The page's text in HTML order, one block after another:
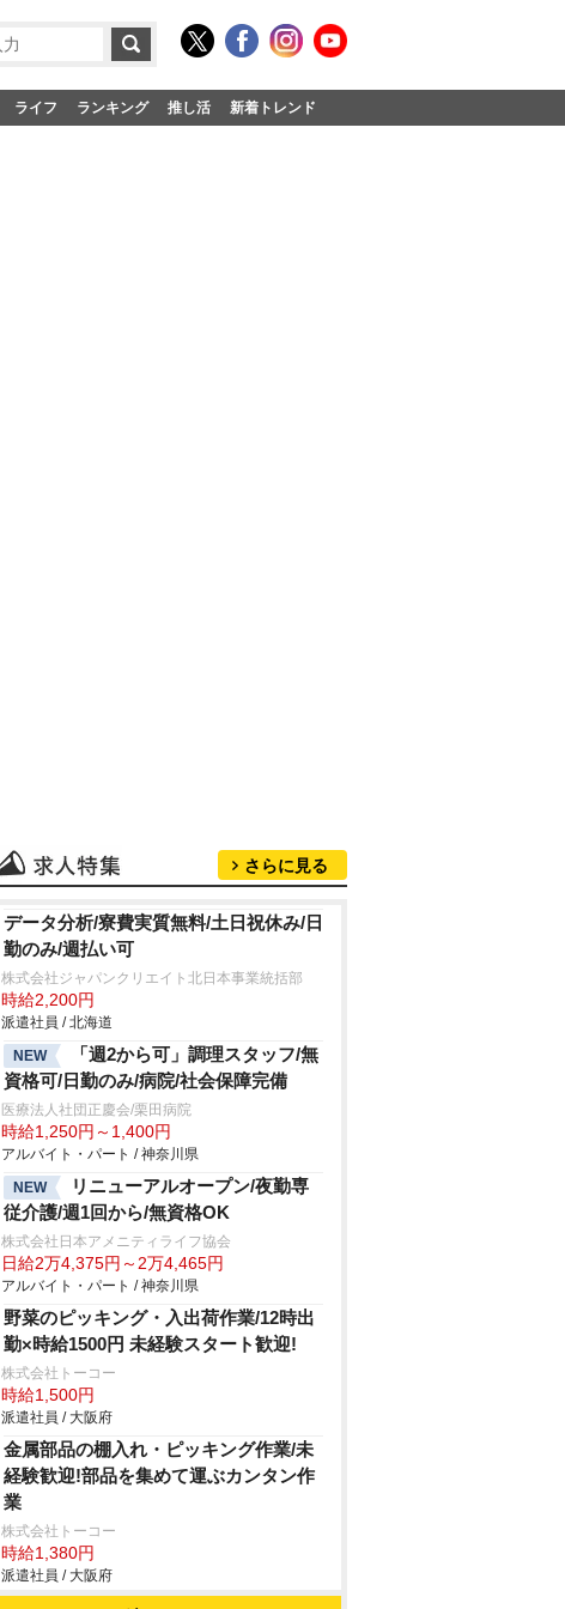
ライフ ランキング 推し活 新着トレンド
さらに見る
データ分析/寮費実質無料/土日祝休み/日
勤のみ/週払い可
株式会社ジャパンクリエイト北日本事業統括部
時給2,200円
派遣社員 / 北海道
NEW
「週2から可」調理スタッフ/無
資格可/日勤のみ/病院/社会保障完備
医療法人社団正慶会/栗田病院
時給1,250円～1,400円
アルバイト・パート / 神奈川県
NEW
リニューアルオープン/夜勤専
従介護/週1回から/無資格OK
株式会社日本アメニティライフ協会
日給2万4,375円～2万4,465円
アルバイト・パート / 神奈川県
野菜のピッキング・入出荷作業/12時出
勤×時給1500円 未経験スタート歓迎!
株式会社トーコー
時給1,500円
派遣社員 / 大阪府
金属部品の棚入れ・ピッキング作業/未
経験歓迎!部品を集めて運ぶカンタン作
業
株式会社トーコー
時給1,380円
派遣社員 / 大阪府